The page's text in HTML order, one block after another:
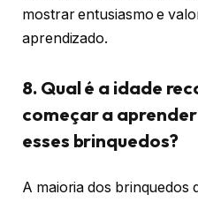
mostrar entusiasmo e
aprendizado.
8. Qual é a idade
começar a
esses brinquedos?
A maioria dos brinquedos